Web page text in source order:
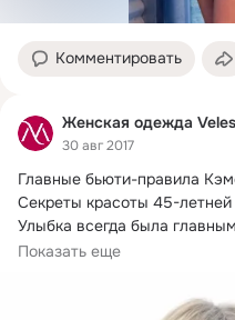
Комментировать
Женская одежда
30 авг 2017
Главные бьюти-правила
Секреты красоты 45-летней
Улыбка всегда была
помощью...
Показать еще